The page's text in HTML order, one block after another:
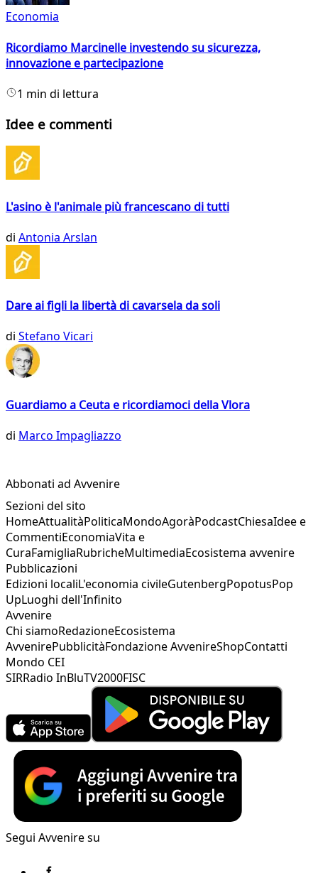
Economia
Ricordiamo Marcinelle investendo su sicurezza,
innovazione e partecipazione
1 min di lettura
Idee e commenti
L'asino è l'animale più francescano di tutti
di Antonia Arslan
Dare ai figli la libertà di cavarsela da soli
di Stefano Vicari
Guardiamo a Ceuta e ricordiamoci della Vlora
di Marco Impagliazzo
Abbonati ad Avvenire
Sezioni del sito
HomeAttualitàPoliticaMondoAgoràPodcastChiesaIdee e
CommentiEconomiaVita e
CuraFamigliaRubricheMultimediaEcosistema avvenire
Pubblicazioni
Edizioni localiL'economia civileGutenbergPopotusPop
UpLuoghi dell'Infinito
Avvenire
Chi siamoRedazioneEcosistema
AvvenirePubblicitàFondazione AvvenireShopContatti
Mondo CEI
SIRRadio InBluTV2000FISC
Segui Avvenire su